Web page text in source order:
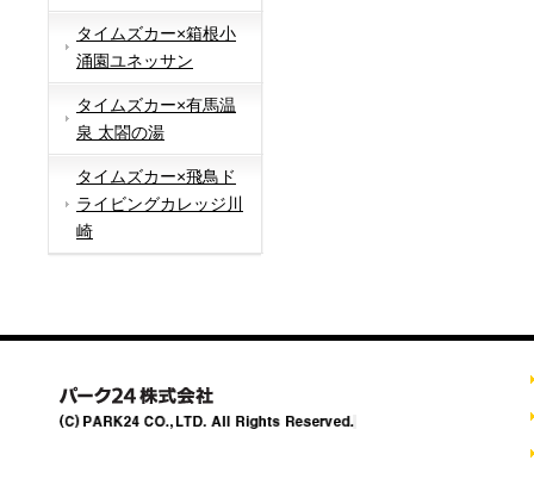
タイムズカー×箱根小
涌園ユネッサン
タイムズカー×有馬温
泉 太閤の湯
タイムズカー×飛鳥ド
ライビングカレッジ川
崎